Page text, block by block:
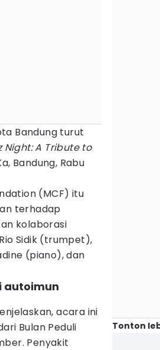
Bandung turut
Night: A Tribute to
Bandung, Rabu
(MCF) itu
terhadap
kolaborasi
Sidik (trumpet),
(piano), dan
autoimun
acara ini
Bulan Peduli
Penyakit
Tonton